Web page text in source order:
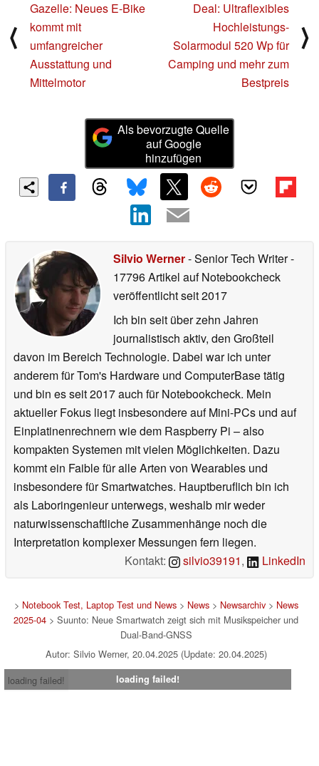
⟨
Gazelle: Neues E-Bike
kommt mit
umfangreicher
Ausstattung und
Mittelmotor
Deal: Ultraflexibles
Hochleistungs-
Solarmodul 520 Wp für
Camping und mehr zum
Bestpreis
⟩
Als bevorzugte Quelle
auf Google
hinzufügen
Silvio Werner- Senior Tech Writer-
17796 Artikel auf Notebookcheck
veröffentlichtseit 2017
Ich bin seit über zehn Jahren
journalistisch aktiv, den Großteil
davon im Bereich Technologie. Dabei war ich unter
anderem für Tom's Hardware und ComputerBase tätig
und bin es seit 2017 auch für Notebookcheck. Mein
aktueller Fokus liegt insbesondere auf Mini-PCs und auf
Einplatinenrechnern wie dem Raspberry Pi – also
kompakten Systemen mit vielen Möglichkeiten. Dazu
kommt ein Faible für alle Arten von Wearables und
insbesondere für Smartwatches. Hauptberuflich bin ich
als Laboringenieur unterwegs, weshalb mir weder
naturwissenschaftliche Zusammenhänge noch die
Interpretation komplexer Messungen fern liegen.
Kontakt:
silvio39191, LinkedIn
> Notebook Test, Laptop Test und News> News> Newsarchiv> News
2025-04 > Suunto: Neue Smartwatch zeigt sich mit Musikspeicher und
Dual-Band-GNSS
Autor: Silvio Werner, 20.04.2025 (Update: 20.04.2025)
loading failed!
loading failed!